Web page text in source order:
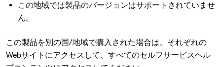
この地域では製品のバージョンはサポートされていませ
ん。
この製品を別の国/地域で購入された場合は、それぞれの
Webサイトにアクセスして、すべてのセルフサービスヘル